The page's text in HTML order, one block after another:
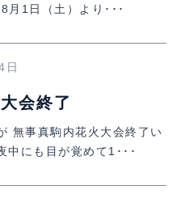
月1日（土）より･･･
日
会終了
無事真駒内花火大会終了い
中にも目が覚めて1･･･